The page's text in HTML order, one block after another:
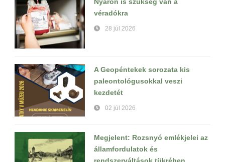
véradókra
28 júl 2026
A Geopéntekek sorozata kis
paleontológusokkal veszi
kezdetét
02 júl 2026
Megjelent: Rozsnyó emlékjelei az
államfordulatok és